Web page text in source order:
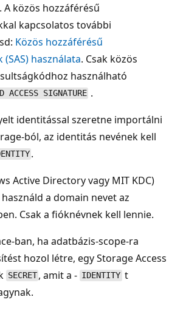
. A közös hozzáférésű
kapcsolatos további
Közös hozzáférésű
használata. Csak közös
használható
ACCESS SIGNATURE .
identitással szeretne importálni
ból, az identitás nevének kell
.
Active Directory vagy MIT KDC)
a domain nevet az
Csak a fióknévnek kell lennie.
ban, ha adatbázis-scope-ra
hozol létre, egy Storage Access
SECRET , amit a - IDENTITY t